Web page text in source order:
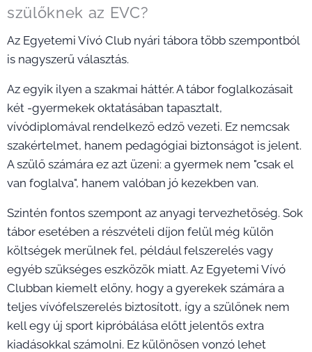
szülőknek az EVC?
Az Egyetemi Vívó Club nyári tábora több szempontból
is nagyszerű választás.
Az egyik ilyen a szakmai háttér. A tábor foglalkozásait
két -gyermekek oktatásában tapasztalt,
vívódiplomával rendelkező edző vezeti. Ez nemcsak
szakértelmet, hanem pedagógiai biztonságot is jelent.
A szülő számára ez azt üzeni: a gyermek nem "csak el
van foglalva", hanem valóban jó kezekben van.
Szintén fontos szempont az anyagi tervezhetőség. Sok
tábor esetében a részvételi díjon felül még külön
költségek merülnek fel, például felszerelés vagy
egyéb szükséges eszközök miatt. Az Egyetemi Vívó
Clubban kiemelt előny, hogy a gyerekek számára a
teljes vívófelszerelés biztosított, így a szülőnek nem
kell egy új sport kipróbálása előtt jelentős extra
kiadásokkal számolni. Ez különösen vonzó lehet